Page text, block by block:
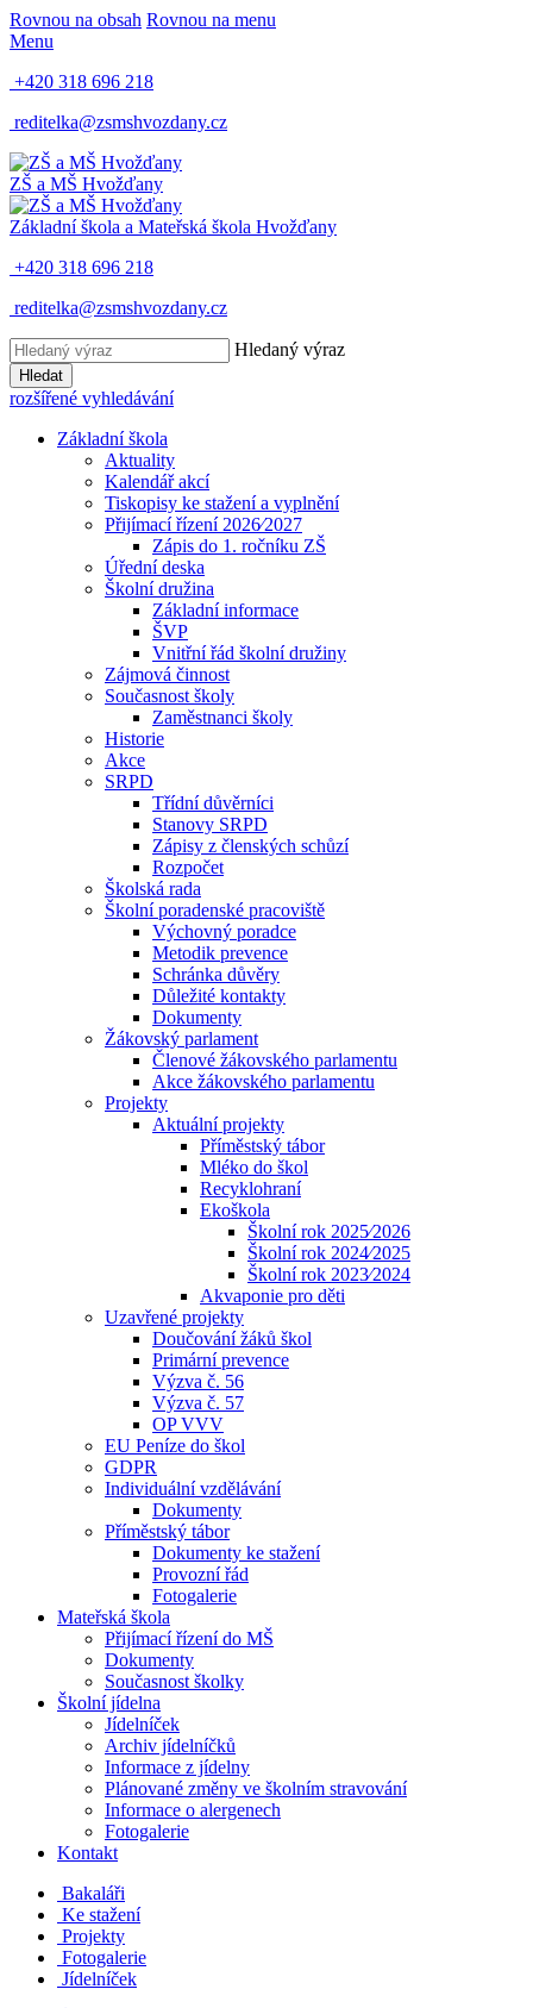
Rovnou na obsah Rovnou na menu
Menu
+420 318 696 218
reditelka@zsmshvozdany.cz
ZŠ a MŠ Hvožďany
Základní škola a Mateřská škola Hvožďany
+420 318 696 218
reditelka@zsmshvozdany.cz
Hledaný výraz
Hledat
rozšířené vyhledávání
Základní škola
Aktuality
Kalendář akcí
Tiskopisy ke stažení a vyplnění
Přijímací řízení 2026⁄2027
Zápis do 1. ročníku ZŠ
Úřední deska
Školní družina
Základní informace
ŠVP
Vnitřní řád školní družiny
Zájmová činnost
Současnost školy
Zaměstnanci školy
Historie
Akce
SRPD
Třídní důvěrníci
Stanovy SRPD
Zápisy z členských schůzí
Rozpočet
Školská rada
Školní poradenské pracoviště
Výchovný poradce
Metodik prevence
Schránka důvěry
Důležité kontakty
Dokumenty
Žákovský parlament
Členové žákovského parlamentu
Akce žákovského parlamentu
Projekty
Aktuální projekty
Příměstský tábor
Mléko do škol
Recyklohraní
Ekoškola
Školní rok 2025⁄2026
Školní rok 2024⁄2025
Školní rok 2023⁄2024
Akvaponie pro děti
Uzavřené projekty
Doučování žáků škol
Primární prevence
Výzva č. 56
Výzva č. 57
OP VVV
EU Peníze do škol
GDPR
Individuální vzdělávání
Dokumenty
Příměstský tábor
Dokumenty ke stažení
Provozní řád
Fotogalerie
Mateřská škola
Přijímací řízení do MŠ
Dokumenty
Současnost školky
Školní jídelna
Jídelníček
Archiv jídelníčků
Informace z jídelny
Plánované změny ve školním stravování
Informace o alergenech
Fotogalerie
Kontakt
Bakaláři
Ke stažení
Projekty
Fotogalerie
Jídelníček